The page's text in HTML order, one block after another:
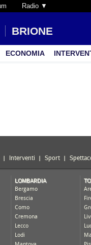
Radio ▼
BRIONE
ECONOMIA